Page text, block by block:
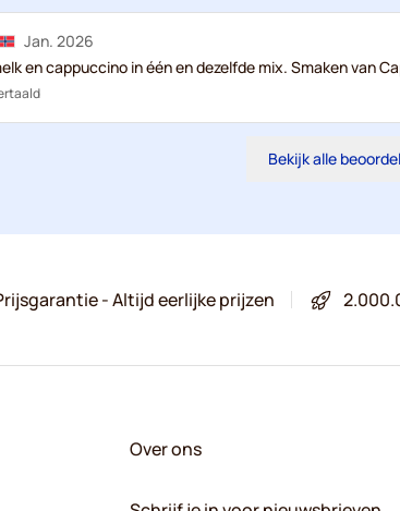
Jan. 2026
en cappuccino in één en dezelfde mix. Smaken van
Bekijk alle
- Altijd eerlijke prijzen
Over ons